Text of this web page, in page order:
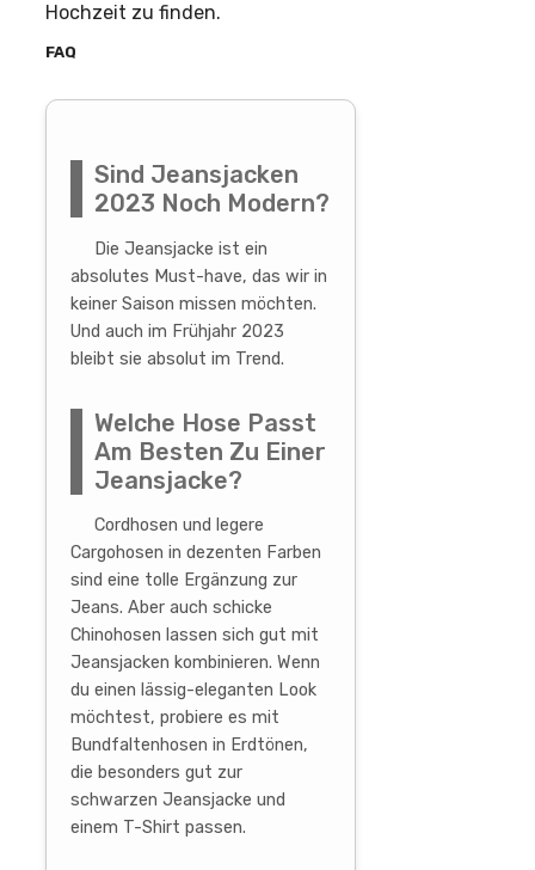
Hochzeit zu finden.
FAQ
Sind Jeansjacken
2023 Noch Modern?
Die Jeansjacke ist ein
absolutes Must-have, das wir in
keiner Saison missen möchten.
Und auch im Frühjahr 2023
bleibt sie absolut im Trend.
Welche Hose Passt
Am Besten Zu Einer
Jeansjacke?
Cordhosen und legere
Cargohosen in dezenten Farben
sind eine tolle Ergänzung zur
Jeans. Aber auch schicke
Chinohosen lassen sich gut mit
Jeansjacken kombinieren. Wenn
du einen lässig-eleganten Look
möchtest, probiere es mit
Bundfaltenhosen in Erdtönen,
die besonders gut zur
schwarzen Jeansjacke und
einem T-Shirt passen.